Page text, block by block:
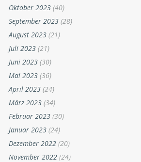
Oktober 2023 (40)
September 2023 (28)
August 2023 (21)
Juli 2023 (21)
Juni 2023 (30)
Mai 2023 (36)
April 2023 (24)
März 2023 (34)
Februar 2023 (30)
Januar 2023 (24)
Dezember 2022 (20)
November 2022 (24)